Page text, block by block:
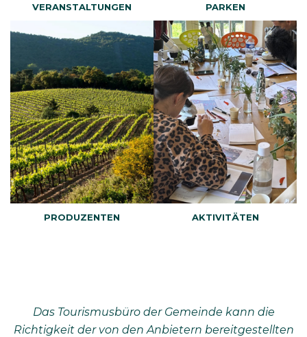
VERANSTALTUNGEN PARKEN
PRODUZENTEN AKTIVITÄTEN
Das Tourismusbüro der Gemeinde kann die
Richtigkeit der von den Anbietern bereitgestellten